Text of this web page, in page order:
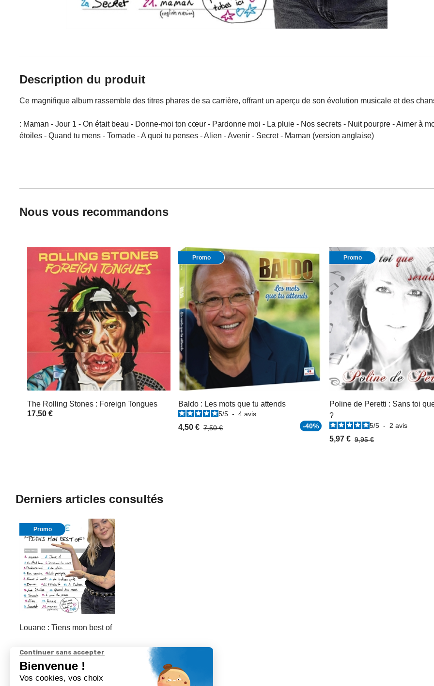
Description du produit
Ce magnifique album rassemble des titres phares de sa carrière, offrant un aperçu de son évolution musicale et des
: Maman - Jour 1 - On était beau - Donne-moi ton cœur - Pardonne moi - La pluie - Nos secrets - Nuit pourpre - Aimer à
étoiles - Quand tu mens - Tornade - A quoi tu penses - Alien - Avenir - Secret - Maman (version anglaise)
Nous vous recommandons
The Rolling Stones : Foreign Tongues
17,50 €
Promo
Baldo : Les mots que tu attends
5/5 - 4 avis
4,50 € 7,50 € -40%
Promo
Poline de Peretti : Sans toi
?
5/5 - 2 avis
5,97 € 9,95 €
Derniers articles consultés
Promo
Louane : Tiens mon best of